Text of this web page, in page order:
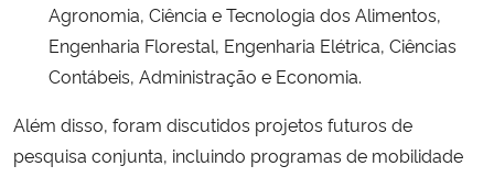
Agronomia, Ciência e Tecnologia dos Alimentos,
Engenharia Florestal, Engenharia Elétrica, Ciências
Contábeis, Administração e Economia.
Além disso, foram discutidos projetos futuros de
pesquisa conjunta, incluindo programas de mobilidade